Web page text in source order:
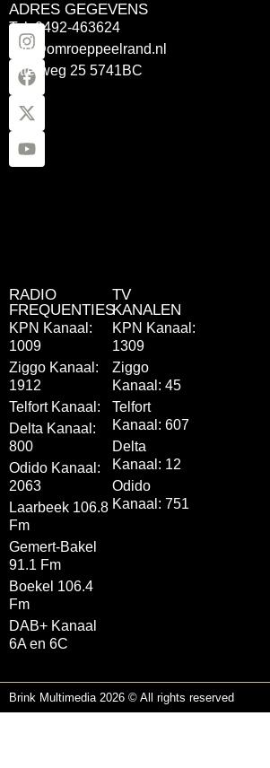
ADRES GEGEVENS
Tel: 0492-463624
info@omroeppeelrand.nl
Otterweg 25 5741BC
RADIO
FREQUENTIES
KPN Kanaal:
1009
Ziggo Kanaal:
1912
Telfort Kanaal:
Delta Kanaal:
800
Odido Kanaal:
2063
Laarbeek 106.8
Fm
Gemert-Bakel
91.1 Fm
Boekel 106.4
Fm
DAB+ Kanaal
6A en 6C
TV
KANALEN
KPN Kanaal:
1309
Ziggo
Kanaal: 45
Telfort
Kanaal: 607
Delta
Kanaal: 12
Odido
Kanaal: 751
Brink Multimedia 2026 © All rights reserved